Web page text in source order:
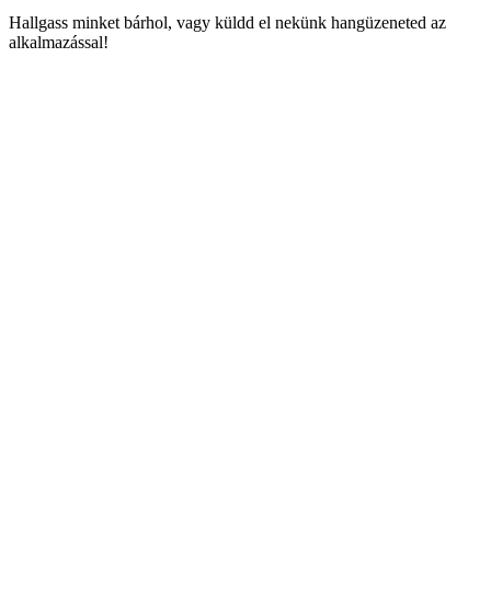
Hallgass minket bárhol, vagy küldd el nekünk hangüzeneted az
alkalmazással!